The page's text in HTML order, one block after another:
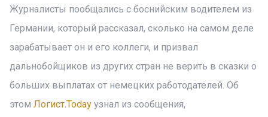
Журналисты пообщались с боснийским водителем из
Германии, который рассказал, сколько на самом деле
зарабатывает он и его коллеги, и призвал
дальнобойщиков из других стран не верить в сказки о
больших выплатах от немецких работодателей. Об
этом Логист.Today узнал из сообщения,